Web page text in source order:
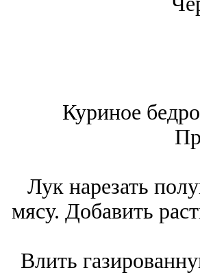
Куриное
Лук нарезать
мясу. Добавить
Влить